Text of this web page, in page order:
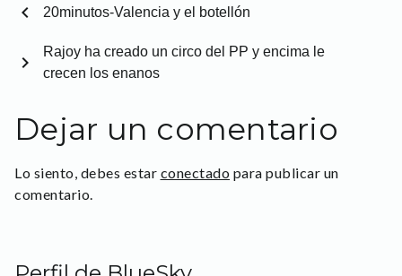
chevron_left 20minutos-Valencia y el botellón
Rajoy ha creado un circo del PP y encima le
crecen los enanos
chevron_right
Dejar un comentario
Lo siento, debes estar conectado para publicar un
comentario.